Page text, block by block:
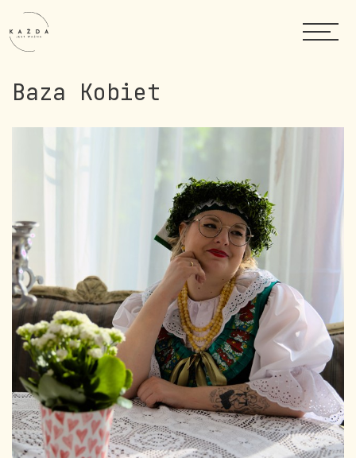
Baza Kobiet